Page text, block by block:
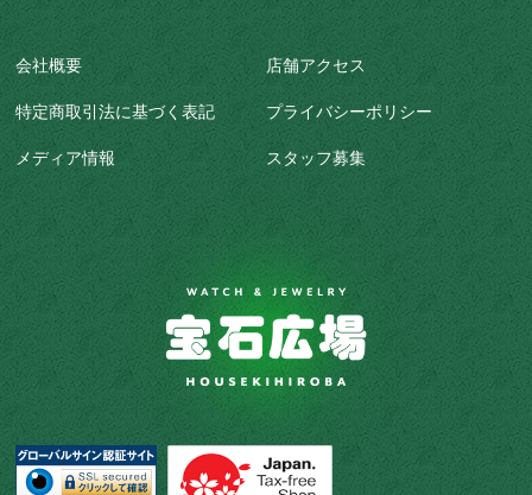
会社概要 店舗アクセス
特定商取引法に基づく表記 プライバシーポリシー
メディア情報 スタッフ募集